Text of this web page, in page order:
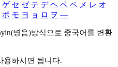
ゲ セ ゼ テ デ ヘ ベ ペ メ レ オ
ポ モ ヨ ョ ロ ヲ ―
병음)방식으로 중국어를 변환
용하시면 됩니다.